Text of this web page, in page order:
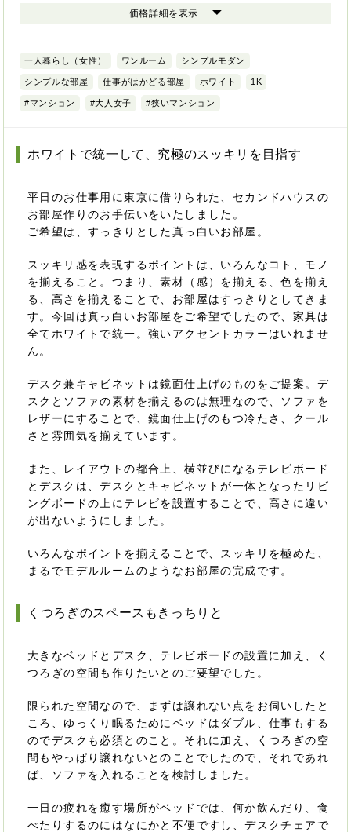
価格詳細を表示
一人暮らし（女性） ワンルーム シンプルモダン
シンプルな部屋 仕事がはかどる部屋 ホワイト 1K
#マンション #大人女子 #狭いマンション
ホワイトで統一して、究極のスッキリを目指す
平日のお仕事用に東京に借りられた、セカンドハウスの
お部屋作りのお手伝いをいたしました。
ご希望は、すっきりとした真っ白いお部屋。
スッキリ感を表現するポイントは、いろんなコト、モノ
を揃えること。つまり、素材（感）を揃える、色を揃え
る、高さを揃えることで、お部屋はすっきりとしてきま
す。今回は真っ白いお部屋をご希望でしたので、家具は
全てホワイトで統一。強いアクセントカラーはいれませ
ん。
デスク兼キャビネットは鏡面仕上げのものをご提案。デ
スクとソファの素材を揃えるのは無理なので、ソファを
レザーにすることで、鏡面仕上げのもつ冷たさ、クール
さと雰囲気を揃えています。
また、レイアウトの都合上、横並びになるテレビボード
とデスクは、デスクとキャビネットが一体となったリビ
ングボードの上にテレビを設置することで、高さに違い
が出ないようにしました。
いろんなポイントを揃えることで、スッキリを極めた、
まるでモデルルームのようなお部屋の完成です。
くつろぎのスペースもきっちりと
大きなベッドとデスク、テレビボードの設置に加え、く
つろぎの空間も作りたいとのご要望でした。
限られた空間なので、まずは譲れない点をお伺いしたと
ころ、ゆっくり眠るためにベッドはダブル、仕事もする
のでデスクも必須とのこと。それに加え、くつろぎの空
間もやっぱり譲れないとのことでしたので、それであれ
ば、ソファを入れることを検討しました。
一日の疲れを癒す場所がベッドでは、何か飲んだり、食
べたりするのにはなにかと不便ですし、デスクチェアで